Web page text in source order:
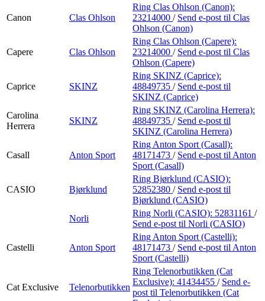
Canon Clas Ohlson
Ring Clas Ohlson (Canon):
23214000 / Send e-post til Clas
Ohlson (Canon)
Capere Clas Ohlson
Ring Clas Ohlson (Capere):
23214000 / Send e-post til Clas
Ohlson (Capere)
Caprice SKINZ
Ring SKINZ (Caprice):
48849735 / Send e-post til
SKINZ (Caprice)
Carolina
Herrera
SKINZ
Ring SKINZ (Carolina Herrera):
48849735 / Send e-post til
SKINZ (Carolina Herrera)
Casall Anton Sport
Ring Anton Sport (Casall):
48171473 / Send e-post til Anton
Sport (Casall)
CASIO Bjørklund
Ring Bjørklund (CASIO):
52852380 / Send e-post til
Bjørklund (CASIO)
Norli
Ring Norli (CASIO): 52831161 /
Send e-post til Norli (CASIO)
Castelli Anton Sport
Ring Anton Sport (Castelli):
48171473 / Send e-post til Anton
Sport (Castelli)
Cat Exclusive Telenorbutikken
Ring Telenorbutikken (Cat
Exclusive): 41434455 / Send e-
post til Telenorbutikken (Cat